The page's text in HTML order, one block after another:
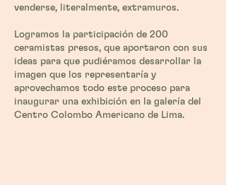
venderse, literalmente, extramuros.
Logramos la participación de 200
ceramistas presos, que aportaron con sus
ideas para que pudiéramos desarrollar la
imagen que los representaría y
aprovechamos todo este proceso para
inaugurar una exhibición en la galería del
Centro Colombo Americano de Lima.